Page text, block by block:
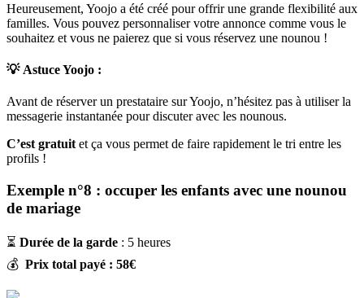
Heureusement, Yoojo a été créé pour offrir une grande flexibilité aux
familles. Vous pouvez personnaliser votre annonce comme vous le
souhaitez et vous ne paierez que si vous réservez une nounou !
💡 Astuce Yoojo :
Avant de réserver un prestataire sur Yoojo, n’hésitez pas à utiliser la
messagerie instantanée pour discuter avec les nounous.
C’est gratuitet ça vous permet de faire rapidement le tri entre les
profils !
Exemple n°8 : occuper les enfants avec une nounou
de mariage
⏳ Durée de la garde : 5 heures
💰 Prix total payé : 58€